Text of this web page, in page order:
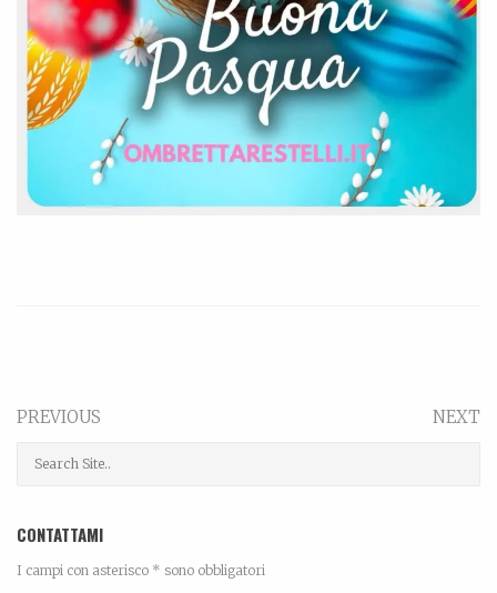
PREVIOUS NEXT
CONTATTAMI
I campi con asterisco * sono obbligatori